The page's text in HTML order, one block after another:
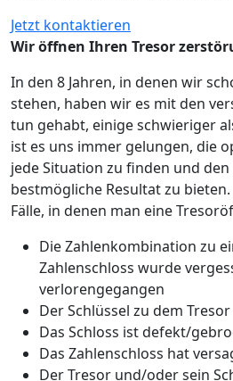
Jetzt kontaktieren
Wir öffnen Ihren Tresor
In den 8 Jahren, in denen wir
stehen, haben wir es mit den
tun gehabt, einige schwieriger
ist es uns immer gelungen, die
jede Situation zu finden und den
bestmögliche Resultat zu
Fälle, in denen man eine
Die Zahlenkombination zu
Zahlenschloss wurde
verlorengegangen
Der Schlüssel zu dem
Das Schloss ist defekt/
Das Zahlenschloss hat
Der Tresor und/oder sein